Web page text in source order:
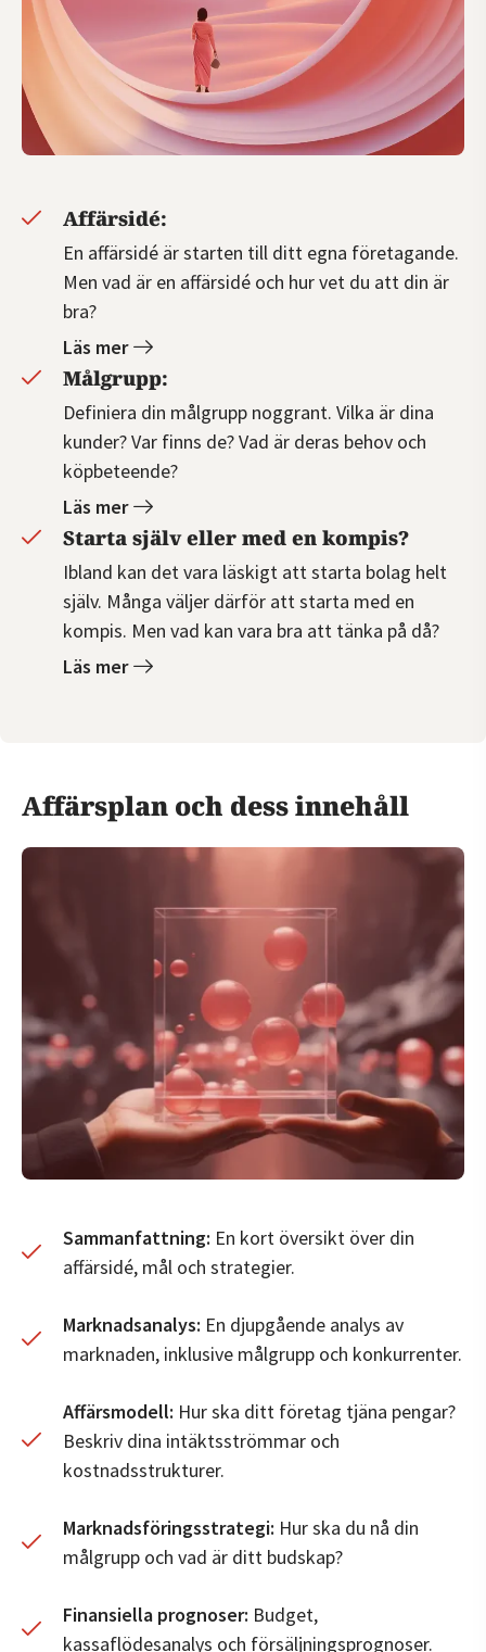
Affärsidé:
En affärsidé är starten till ditt egna företagande.
Men vad är en affärsidé och hur vet du att din är
bra?
Läs mer
Målgrupp:
Definiera din målgrupp noggrant. Vilka är dina
kunder? Var finns de? Vad är deras behov och
köpbeteende?
Läs mer
Starta själv eller med en kompis?
Ibland kan det vara läskigt att starta bolag helt
själv. Många väljer därför att starta med en
kompis. Men vad kan vara bra att tänka på då?
Läs mer
Affärsplan och dess innehåll
Sammanfattning: En kort översikt över din
affärsidé, mål och strategier.
Marknadsanalys: En djupgående analys av
marknaden, inklusive målgrupp och konkurrenter.
Affärsmodell: Hur ska ditt företag tjäna pengar?
Beskriv dina intäktsströmmar och
kostnadsstrukturer.
Marknadsföringsstrategi: Hur ska du nå din
målgrupp och vad är ditt budskap?
Finansiella prognoser: Budget,
kassaflödesanalys och försäljningsprognoser.